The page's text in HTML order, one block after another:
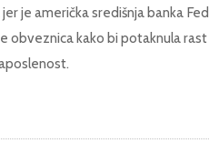
jer je američka središnja banka Fed
obveznica kako bi potaknula rast